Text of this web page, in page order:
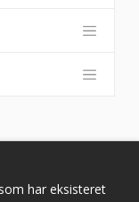
har eksisteret